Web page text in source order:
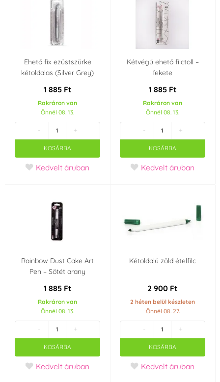
Ezüst Zöld (1)
Gyártó kijelentetés
Ne (2)
Gluténmentes termék
- gluténmentes
Származási ország
Olaszország
Ehető fix ezüstszürke
kétoldalas (Silver Grey)
1 885 Ft
Rakráron van
Önnél 08. 13.
- +
KOSÁRBA
Kedvelt áruban
Kétvégű ehető filctoll –
fekete
1 885 Ft
Rakráron van
Önnél 08. 13.
- +
KOSÁRBA
Kedvelt áruban
Rainbow Dust Cake Art
Pen – Sötét arany
1 885 Ft
Rakráron van
Önnél 08. 13.
- +
KOSÁRBA
Kedvelt áruban
Kétoldalú zöld ételfilc
2 900 Ft
2 héten belül készleten
Önnél 08. 27.
- +
KOSÁRBA
Kedvelt áruban